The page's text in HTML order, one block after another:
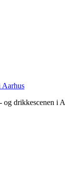
Aarhus
drikkescenen